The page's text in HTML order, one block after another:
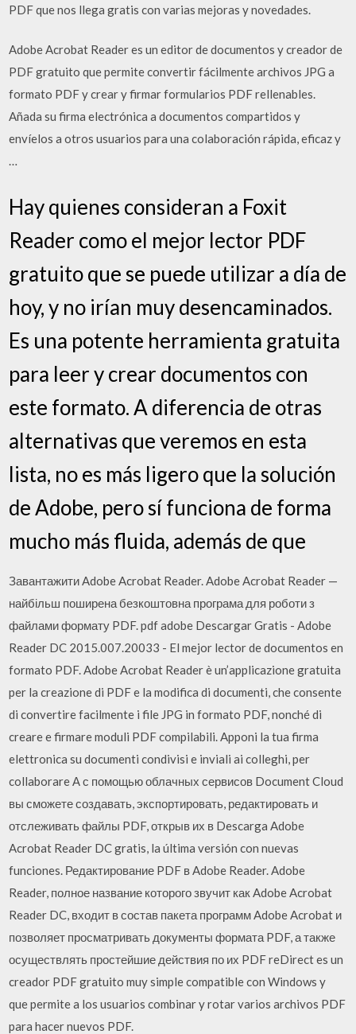
PDF que nos llega gratis con varias mejoras y novedades.
Adobe Acrobat Reader es un editor de documentos y creador de
PDF gratuito que permite convertir fácilmente archivos JPG a
formato PDF y crear y firmar formularios PDF rellenables.
Añada su firma electrónica a documentos compartidos y
envíelos a otros usuarios para una colaboración rápida, eficaz y
…
Hay quienes consideran a Foxit
Reader como el mejor lector PDF
gratuito que se puede utilizar a día de
hoy, y no irían muy desencaminados.
Es una potente herramienta gratuita
para leer y crear documentos con
este formato. A diferencia de otras
alternativas que veremos en esta
lista, no es más ligero que la solución
de Adobe, pero sí funciona de forma
mucho más fluida, además de que
Завантажити Adobe Acrobat Reader. Adobe Acrobat Reader —
найбільш поширена безкоштовна програма для роботи з
файлами формату PDF. pdf adobe Descargar Gratis - Adobe
Reader DC 2015.007.20033 - El mejor lector de documentos en
formato PDF. Adobe Acrobat Reader è un’applicazione gratuita
per la creazione di PDF e la modifica di documenti, che consente
di convertire facilmente i file JPG in formato PDF, nonché di
creare e firmare moduli PDF compilabili. Apponi la tua firma
elettronica su documenti condivisi e inviali ai colleghi, per
collaborare А с помощью облачных сервисов Document Cloud
вы сможете создавать, экспортировать, редактировать и
отслеживать файлы PDF, открыв их в Descarga Adobe
Acrobat Reader DC gratis, la última versión con nuevas
funciones. Редактирование PDF в Adobe Reader. Adobe
Reader, полное название которого звучит как Adobe Acrobat
Reader DC, входит в состав пакета программ Adobe Acrobat и
позволяет просматривать документы формата PDF, а также
осуществлять простейшие действия по их PDF reDirect es un
creador PDF gratuito muy simple compatible con Windows y
que permite a los usuarios combinar y rotar varios archivos PDF
para hacer nuevos PDF.